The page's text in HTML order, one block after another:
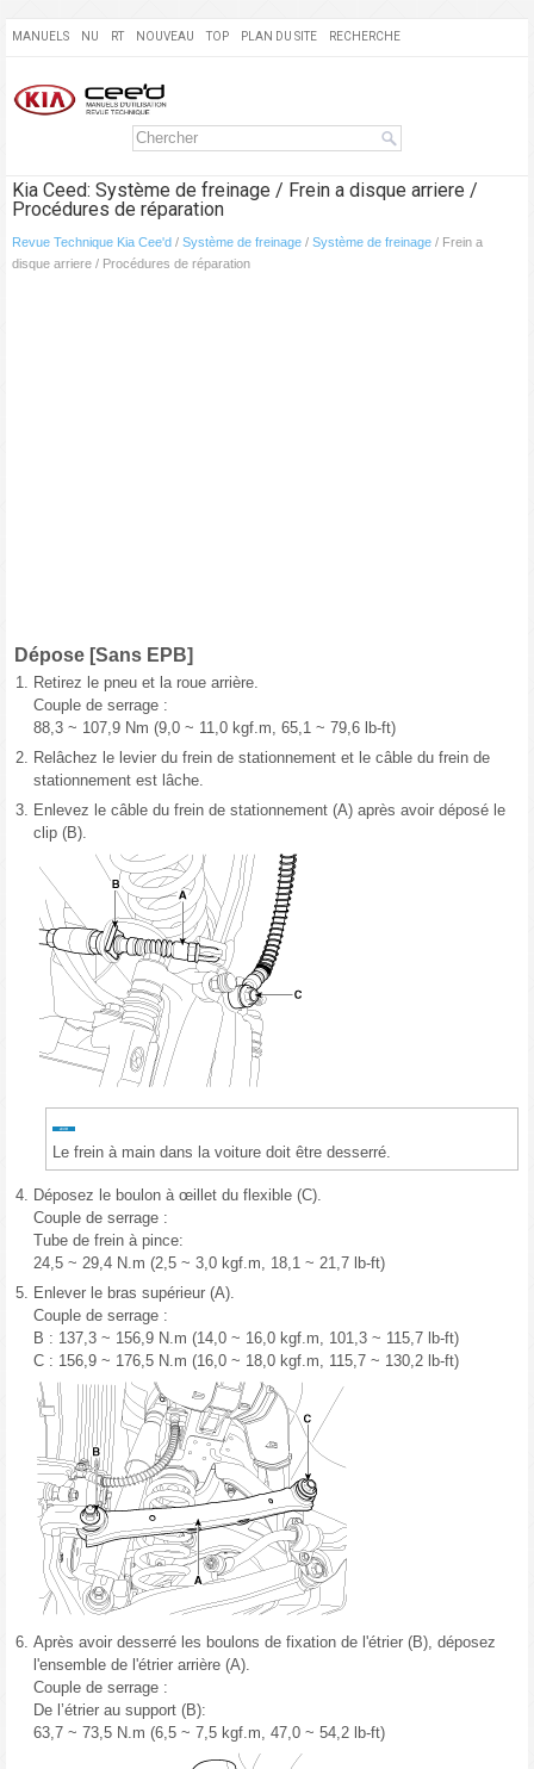
MANUELS NU RT NOUVEAU TOP PLAN DU SITE RECHERCHE
Kia Ceed: Système de freinage / Frein a disque arriere /
Procédures de réparation
Revue Technique Kia Cee'd / Système de freinage / Système de freinage / Frein a
disque arriere / Procédures de réparation
Dépose [Sans EPB]
1. Retirez le pneu et la roue arrière.
Couple de serrage :
88,3 ~ 107,9 Nm (9,0 ~ 11,0 kgf.m, 65,1 ~ 79,6 lb-ft)
2. Relâchez le levier du frein de stationnement et le câble du frein de
stationnement est lâche.
3. Enlevez le câble du frein de stationnement (A) après avoir déposé le
clip (B).
Le frein à main dans la voiture doit être desserré.
4. Déposez le boulon à œillet du flexible (C).
Couple de serrage :
Tube de frein à pince:
24,5 ~ 29,4 N.m (2,5 ~ 3,0 kgf.m, 18,1 ~ 21,7 lb-ft)
5. Enlever le bras supérieur (A).
Couple de serrage :
B : 137,3 ~ 156,9 N.m (14,0 ~ 16,0 kgf.m, 101,3 ~ 115,7 lb-ft)
C : 156,9 ~ 176,5 N.m (16,0 ~ 18,0 kgf.m, 115,7 ~ 130,2 lb-ft)
6. Après avoir desserré les boulons de fixation de l'étrier (B), déposez
l'ensemble de l'étrier arrière (A).
Couple de serrage :
De l’étrier au support (B):
63,7 ~ 73,5 N.m (6,5 ~ 7,5 kgf.m, 47,0 ~ 54,2 lb-ft)